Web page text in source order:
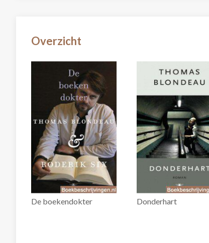
Overzicht
De boekendokter Donderhart